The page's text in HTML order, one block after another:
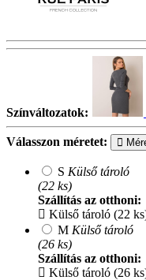
Színváltozatok:
Válasszon méretet:
S Külső tároló
(22 ks)
Szállítás az otthoni:
Külső tároló (22
M Külső tároló
(26 ks)
Szállítás az otthoni:
Külső tároló (26